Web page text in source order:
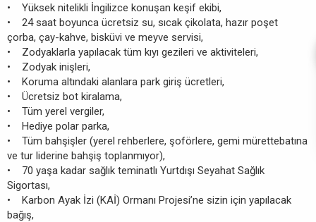
• Yüksek nitelikli İngilizce konuşan keşif ekibi,
• 24 saat boyunca ücretsiz su, sıcak çikolata, hazır poşet
çorba, çay-kahve, bisküvi ve meyve servisi,
• Zodyaklarla yapılacak tüm kıyı gezileri ve aktiviteleri,
• Zodyak inişleri,
• Koruma altındaki alanlara park giriş ücretleri,
• Ücretsiz bot kiralama,
• Tüm yerel vergiler,
• Hediye polar parka,
• Tüm bahşişler (yerel rehberlere, şoförlere, gemi mürettebatına
ve tur liderine bahşiş toplanmıyor),
• 70 yaşa kadar sağlık teminatlı Yurtdışı Seyahat Sağlık
Sigortası,
• Karbon Ayak İzi (KAİ) Ormanı Projesi’ne sizin için yapılacak
bağış,